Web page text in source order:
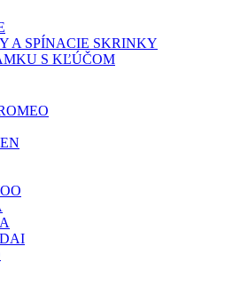
A SPÍNACIE SKRINKY
S KĽÚČOM